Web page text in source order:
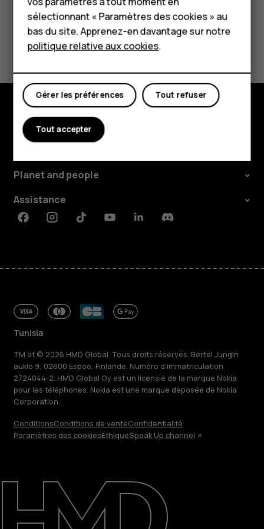
Boutique
Mon compte
Réparer, réutiliser, recycler
Responsable
Assistance
Avez-vous trouvé cela utile?
Oui Non
Boutique
Planet and people
Assistance
FacebookInstagramTiktokYoutubeLinkedinDiscord
Tunisia
TM et © 2026 HMD Global. Tous droits réservés. Bertel Jungin
aukio 9, 02600 Espoo, Finlande. Numéro d'immatriculation
2724044-2. HMD Global Oy est un licensié de la marque Nokia
pour les téléphones. Nokia est une marque déposée de Nokia
Corporation.
ConditionsConditions de venteConfidentialité
Paramètres des cookiesÉthiqueSpeak Up channel
sélectionnant « Paramètres des cookies » au
bas du site. Apprenez-en davantage sur notre
politique relative aux cookies.
Tout refuser
Gérer les préférences
Tout accepter